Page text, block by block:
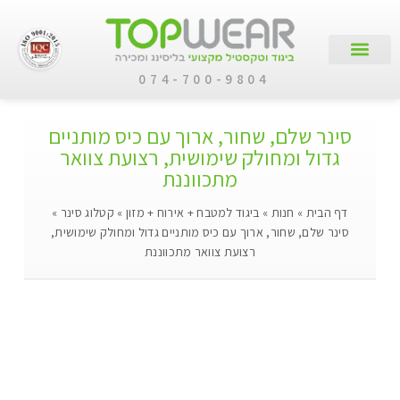
074-700-9804
סינר שלם, שחור, ארוך עם כיס מותניים
גדול ומחולק שימושית, רצועת צוואר
מתכווננת
דף הבית » חנות » ביגוד למטבח + אירוח + מזון » קטלוג סינר »
סינר שלם, שחור, ארוך עם כיס מותניים גדול ומחולק שימושית,
רצועת צוואר מתכווננת